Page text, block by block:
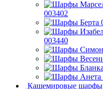
003402
003440
Кашемировые шарфы